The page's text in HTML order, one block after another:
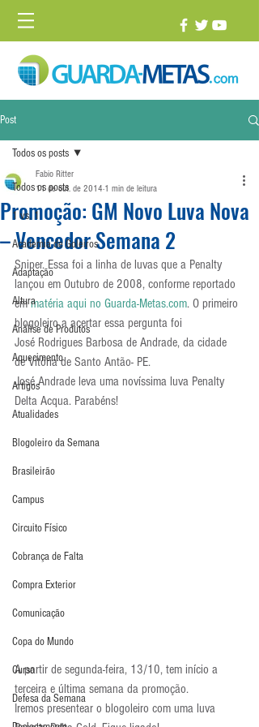
Post
Todos os posts
1 vs. 1
Academia de Goleiros
Adaptação
Altura
Análise de Produtos
Aquecimento
Artigos
Atualidades
Blogoleiro da Semana
Brasileirão
Campus
Circuito Físico
Cobrança de Falta
Compra Exterior
Comunicação
Copa do Mundo
Curso
Defesa da Semana
Todos os posts
Promoção: GM Novo Luva Nova
– Vencedor Semana 2
Fabio Ritter
11 de out. de 2014 1 min de leitura
Sniper. Essa foi a linha de luvas que a Penalty
lançou em Outubro de 2008, conforme reportado
em matéria aqui no Guarda-Metas.com. O primeiro
blogoleiro a acertar essa pergunta foi
José Rodrigues Barbosa de Andrade, da cidade
de Vitória de Santo Antão- PE.
José Andrade leva uma novíssima luva Penalty
Delta Acqua. Parabéns!
A partir de segunda-feira, 13/10, tem início a
terceira e última semana da promoção.
Iremos presentear o blogoleiro com uma luva